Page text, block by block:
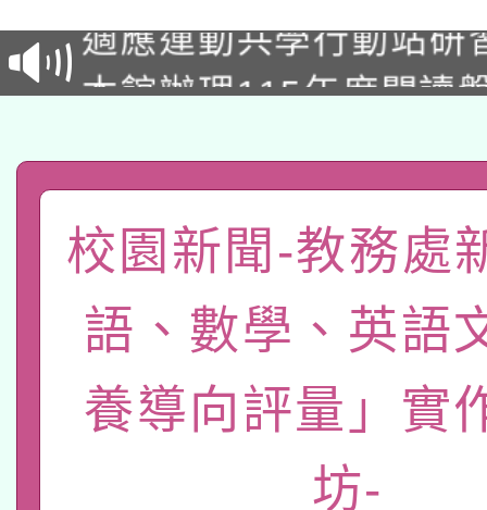
招甄選結果公告(無人
招)
適應運動共學行動站研
本館辦理115年度閱讀
礎課程
A3數位素養講師名單
「數位內容與教學軟體
pilot」
薪期間赴陸應申請許可
轉知經濟部水利署委託
業技術研究院辦理「
用水績優單位及節水達
115年8月22日(星期六
桃園市孔廟祈福系列
2026年桃園地景藝術
校園新聞-教務處
語、數學、英語
養導向評量」實
坊-